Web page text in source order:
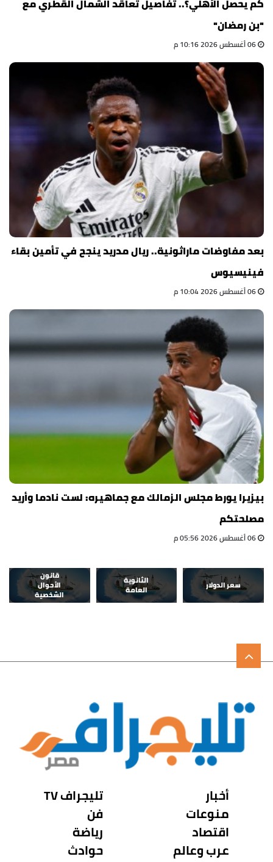
كم يحصل الأهلي؟.. تفاصيل تعاقد الشمال القطري مع
"بن رمضان"
بعد مفاوضات ماراثونية.. ريال مدريد ينجح في تأمين بقاء
فينيسيوس
بيزيرا يورط مجلس الزمالك مع جماهيره: لست نادما وأريد
مصلحتكم
سعر الدولار
الثانوية
العامة
قانون
الأحوال
الشخصية
أخبار
منوعات
اقتصاد
عرب وعالم
تليجراف TV
فن
رياضة
حوادث